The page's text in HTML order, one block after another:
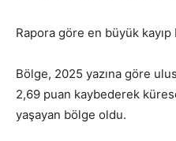
Rapora göre en büyük kayıp
Bölge, 2025 yazına göre
2,69 puan kaybederek
yaşayan bölge oldu.